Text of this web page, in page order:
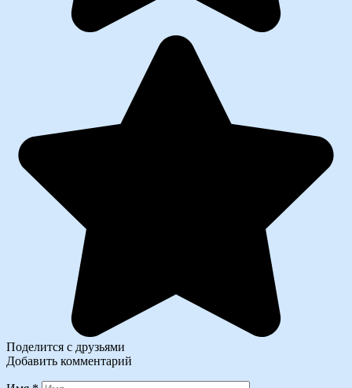
Поделится с друзьями
Добавить комментарий